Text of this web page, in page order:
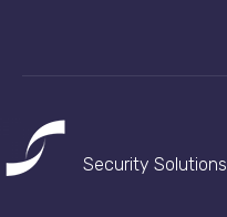
Security Solutions